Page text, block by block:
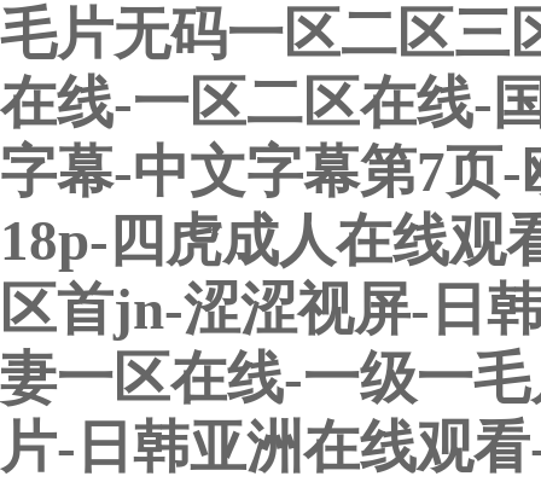
毛片无码一区二区三
在线-一区二区在线-
字幕-中文字幕第7页
18p-四虎成人在线观
区首jn-涩涩视屏-日
妻一区在线-一级一
片-日韩亚洲在线观